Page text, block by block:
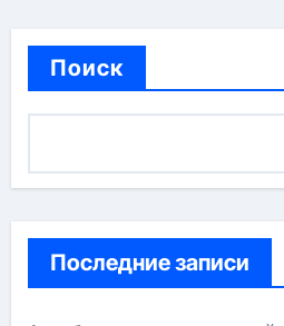
Поиск
Последние записи